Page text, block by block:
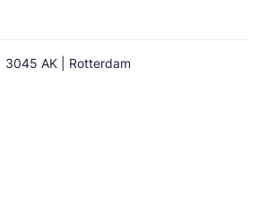
AK | Rotterdam